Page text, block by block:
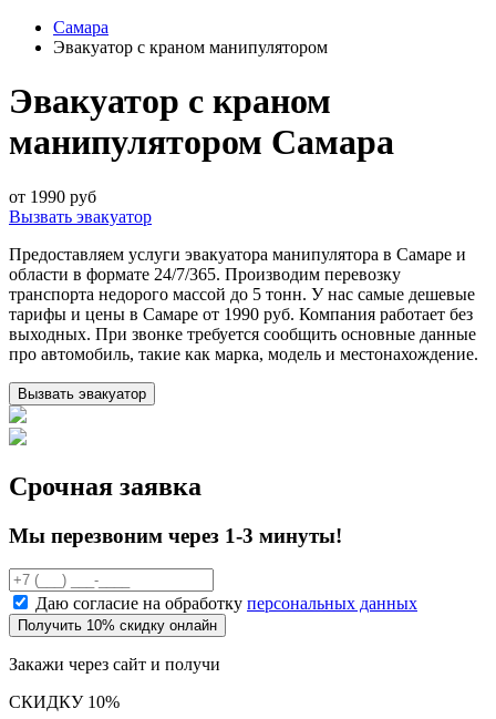
Самара
Эвакуатор с краном манипулятором
Эвакуатор с краном
манипулятором Самара
от 1990 руб
Вызвать эвакуатор
Предоставляем услуги эвакуатора манипулятора в Самаре и
области в формате 24/7/365. Производим перевозку
транспорта недорого массой до 5 тонн. У нас самые дешевые
тарифы и цены в Самаре от 1990 руб. Компания работает без
выходных. При звонке требуется сообщить основные данные
про автомобиль, такие как марка, модель и местонахождение.
Вызвать эвакуатор
Срочная заявка
Мы перезвоним через 1-3 минуты!
Даю согласие на обработку персональных данных
Получить 10% скидку онлайн
Закажи через сайт и получи
СКИДКУ 10%